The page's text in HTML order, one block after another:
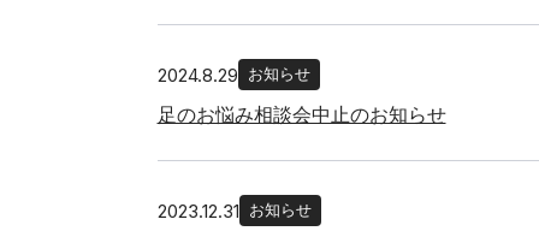
2024.8.29 お知らせ
足のお悩み相談会中止のお知らせ
2023.12.31 お知らせ